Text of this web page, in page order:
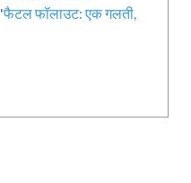
, 'फैटल फॉलाउट: एक गलती,